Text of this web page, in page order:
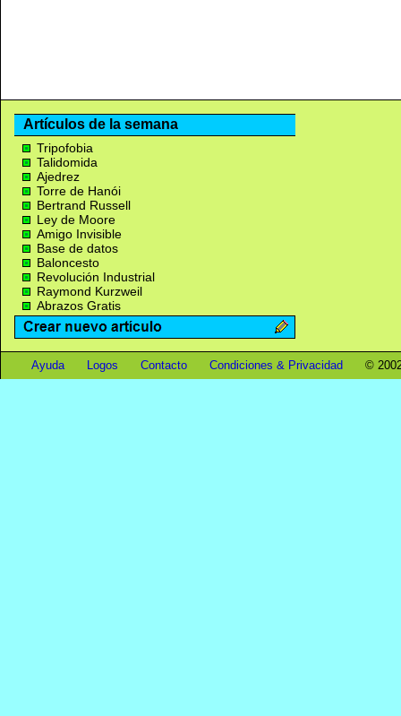
Artículos de la semana
Tripofobia
Talidomida
Ajedrez
Torre de Hanói
Bertrand Russell
Ley de Moore
Amigo Invisible
Base de datos
Baloncesto
Revolución Industrial
Raymond Kurzweil
Abrazos Gratis
Ayuda Logos Contacto Condiciones & Privacidad ©